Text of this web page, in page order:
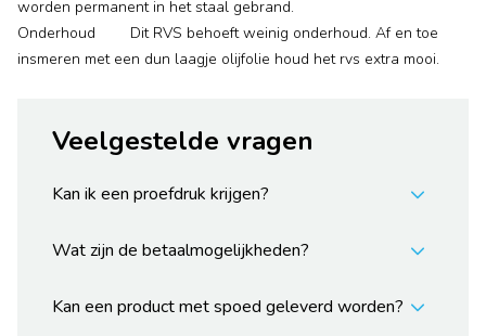
worden permanent in het staal gebrand.
Onderhoud Dit RVS behoeft weinig onderhoud. Af en toe
insmeren met een dun laagje olijfolie houd het rvs extra mooi.
Veelgestelde vragen
Kan ik een proefdruk krijgen?
Wat zijn de betaalmogelijkheden?
Kan een product met spoed geleverd worden?